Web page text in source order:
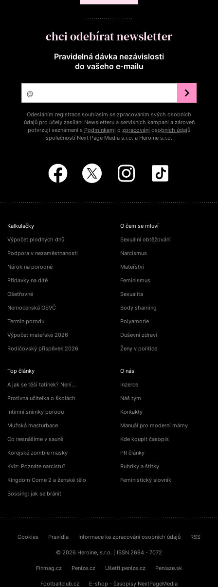
chci odebírat newsletter
Pravidelná dávka nezávislosti
do vašeho e‑mailu
Odesláním registrace souhlasím se zpracováním svých osobních
údajů pro účely zasílání Newsletteru a servisních kampaní a zároveň
potvrzuji seznámení s Podmínkami o zpracování osobních údajů
společností Next Page Media s.r.o. a Heroine s.r.o.
Kalkulačky
Výpočet plodných dnů
Podpora v nezaměstnanosti
Nárok na porodné
Přídavky na dítě
Ošetřovné
Nemocenská OSVČ
Termín porodu
Výpočet mateřské 2026
Rodičovský příspěvek 2026
Top články
A jak se těší tatínek? Není…
Protivná učitelka o školách
Intimní snímky porodu
Mužská masturbace
Co nesnášíme v sauně
Korejské zombie masky
Kvíz: Poznáte narcistu?
Kingdom Come 2 a ženské tělo
Bossing: jak se bránit
O čem se mluví
Sexuální obtěžování
Narcismus
Mateřství
Feminismus
Sexualita
Body shaming
Polyamorie
Duševní zdraví
Ženy v politice
O nás
Inzerce
Náš tým
Kontakty
Manuál pro moderní mámy
Kde koupit časopis
PR články
Rubriky a štítky
Feministický slovník
Cookies Pravidla Informace ke zpracování osobních údajů RSS
© 2026 Heroine, s.r.o. | ISSN 2694 - 7072
Finmag.cz Peníze.cz Ušetři.peníze.cz Peniaze.sk
Footballclub.cz E-shop - časopisy NextPageMedia